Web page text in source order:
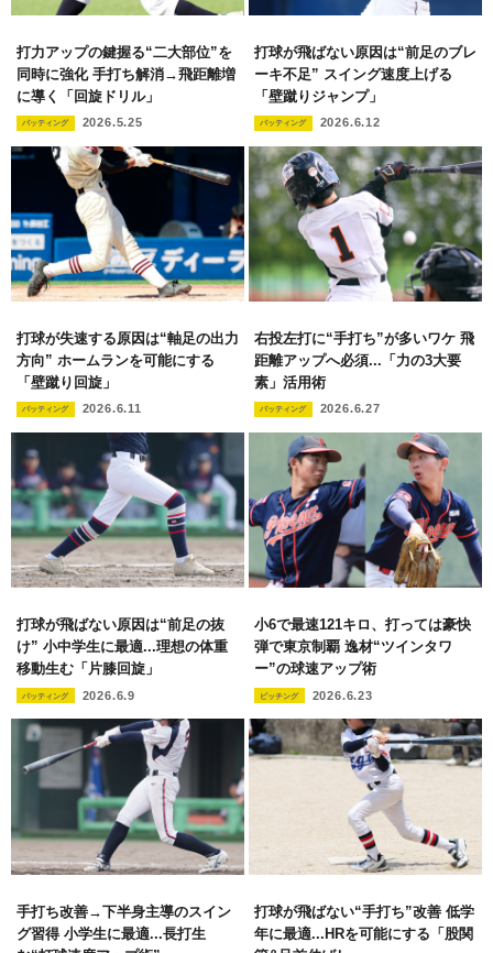
打力アップの鍵握る“二大部位”を
同時に強化 手打ち解消→飛距離増
に導く「回旋ドリル」
バッティング 2026.5.25
打球が飛ばない原因は“前足のブレ
ーキ不足” スイング速度上げる
「壁蹴りジャンプ」
バッティング 2026.6.12
打球が失速する原因は“軸足の出力
方向” ホームランを可能にする
「壁蹴り回旋」
バッティング 2026.6.11
右投左打に“手打ち”が多いワケ 飛
距離アップへ必須...「力の3大要
素」活用術
バッティング 2026.6.27
打球が飛ばない原因は“前足の抜
け” 小中学生に最適...理想の体重
移動生む「片膝回旋」
バッティング 2026.6.9
小6で最速121キロ、打っては豪快
弾で東京制覇 逸材“ツインタワ
ー”の球速アップ術
ピッチング 2026.6.23
手打ち改善→下半身主導のスイン
グ習得 小学生に最適...長打生
打球が飛ばない“手打ち”改善 低学
年に最適...HRを可能にする「股関